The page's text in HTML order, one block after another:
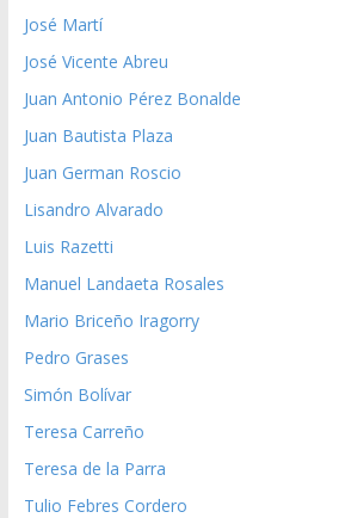
José Martí
José Vicente Abreu
Juan Antonio Pérez Bonalde
Juan Bautista Plaza
Juan German Roscio
Lisandro Alvarado
Luis Razetti
Manuel Landaeta Rosales
Mario Briceño Iragorry
Pedro Grases
Simón Bolívar
Teresa Carreño
Teresa de la Parra
Tulio Febres Cordero